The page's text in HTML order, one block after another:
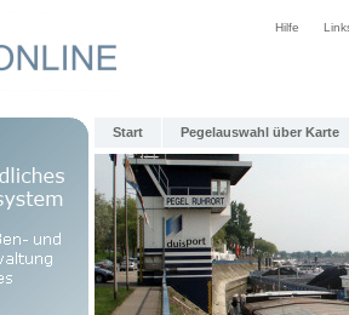
Hilfe
Start Pegelauswahl über Karte